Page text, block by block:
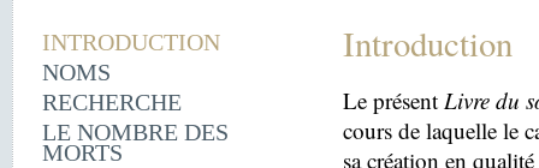
INTRODUCTION
NOMS
RECHERCHE
LE NOMBRE DES
MORTS
Introduction
Le présentLivre du
cours de laquelle le
sa création en